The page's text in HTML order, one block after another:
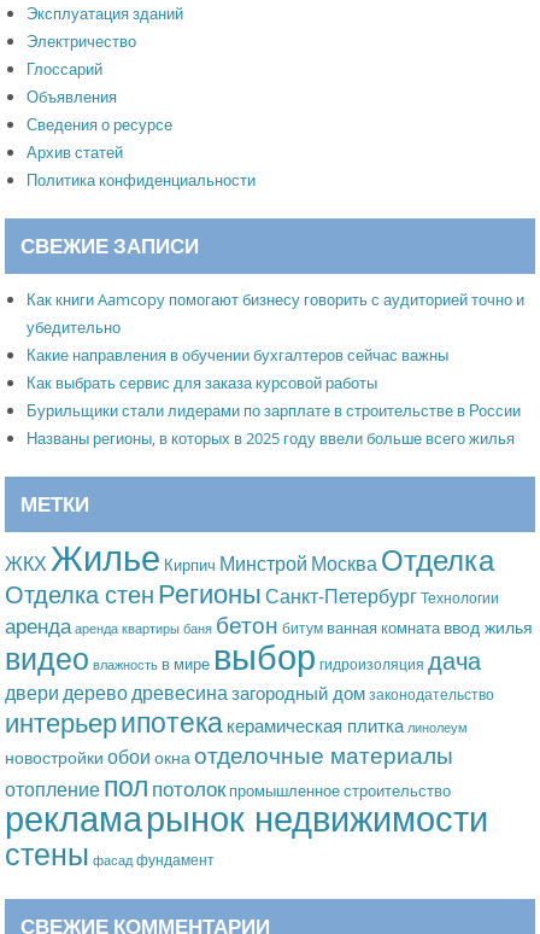
Эксплуатация зданий
Электричество
Глоссарий
Объявления
Сведения о ресурсе
Архив статей
Политика конфиденциальности
СВЕЖИЕ ЗАПИСИ
Как книги Aamcopy помогают бизнесу говорить с аудиторией точно и
убедительно
Какие направления в обучении бухгалтеров сейчас важны
Как выбрать сервис для заказа курсовой работы
Бурильщики стали лидерами по зарплате в строительстве в России
Названы регионы, в которых в 2025 году ввели больше всего жилья
МЕТКИ
ЖКХ Жилье Кирпич Минстрой МоскваОтделка
Отделка стенРегионы Санкт-Петербург Технологии
аренда аренда квартиры баня бетон битум ванная комната ввод жилья
видео влажность в мире выбор гидроизоляция дача
двери дереводревесиназагородный дом законодательство
интерьерипотека керамическая плитка линолеум
новостройки обои окна отделочные материалы
отоплениепол потолок промышленное строительство
рекламарынок недвижимости
стены фасад фундамент
СВЕЖИЕ КОММЕНТАРИИ